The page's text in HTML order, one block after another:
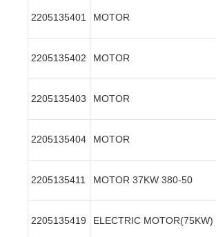
2205135401 MOTOR
2205135402 MOTOR
2205135403 MOTOR
2205135404 MOTOR
2205135411 MOTOR 37KW 380-50
2205135419 ELECTRIC MOTOR(75KW)